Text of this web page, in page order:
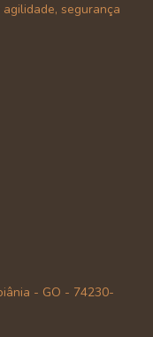
segurança
- GO - 74230-